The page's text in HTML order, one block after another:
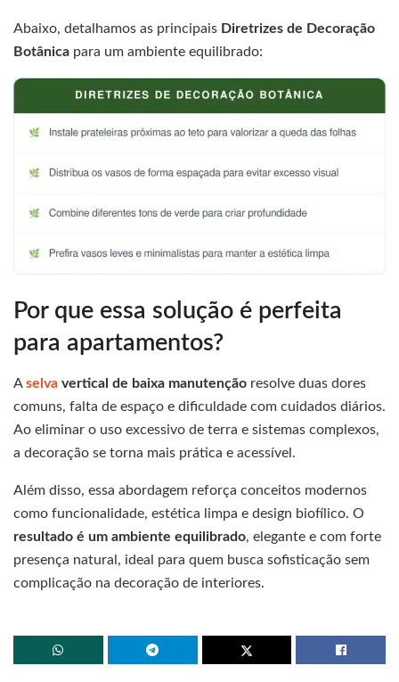
Abaixo, detalhamos as principais Diretrizes de Decoração
Botânica para um ambiente equilibrado:
Por que essa solução é perfeita
para apartamentos?
Aselva vertical de baixa manutenção resolve duas dores
comuns, falta de espaço e dificuldade com cuidados diários.
Ao eliminar o uso excessivo de terra e sistemas complexos,
a decoração se torna mais prática e acessível.
Além disso, essa abordagem reforça conceitos modernos
como funcionalidade, estética limpa e design biofílico. O
resultado é um ambiente equilibrado, elegante e com forte
presença natural, ideal para quem busca sofisticação sem
complicação na decoração de interiores.